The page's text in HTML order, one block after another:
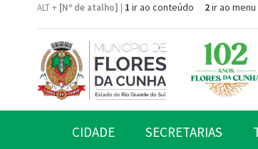
ALT + [Nº de atalho] | 1 ir ao conteúdo 2ir ao menu
CIDADE SECRETARIAS